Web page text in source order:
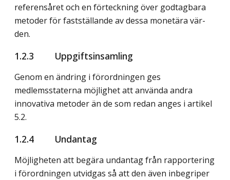
referensåret och en för­teckning över godtagbara
metoder för fastställande av dessa monetära vär­
den.
1.2.3 Uppgiftsinsamling
Genom en ändring i förordningen ges
medlemsstaterna möjlighet att använda andra
innovativa metoder än de som redan anges i artikel
5.2.
1.2.4 Undantag
Möjligheten att begära undantag från rapportering
i förordningen utvidgas så att den även inbegriper